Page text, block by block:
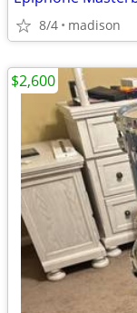
8/4 madison
$2,600